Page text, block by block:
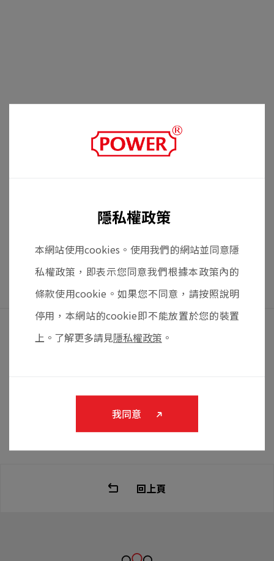
您對這個產品有興趣嗎，
將產品加入詢問表單
回上頁
隱私權政策
本網站使用cookies。使用我們的網站並同意隱
私權政策，即表示您同意我們根據本政策內的
條款使用cookie。如果您不同意，請按照說明
停用，本網站的cookie即不能放置於您的裝置
上。了解更多請見隱私權政策 。
我同意